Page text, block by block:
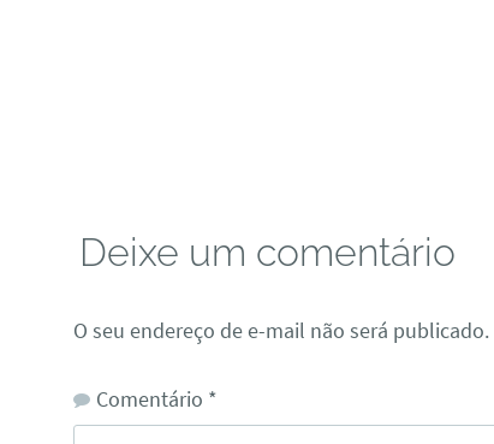
Deixe um comentário
O seu endereço de e-mail não será publicado.
Comentário *